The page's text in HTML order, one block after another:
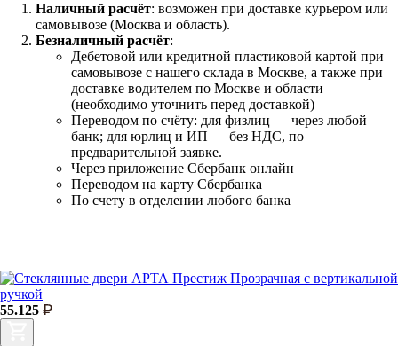
Наличный расчёт: возможен при доставке курьером или
самовывозе (Москва и область).
Безналичный расчёт:
Дебетовой или кредитной пластиковой картой при
самовывозе с нашего склада в Москве, а также при
доставке водителем по Москве и области
(необходимо уточнить перед доставкой)
Переводом по счёту: для физлиц — через любой
банк; для юрлиц и ИП — без НДС, по
предварительной заявке.
Через приложение Сбербанк онлайн
Переводом на карту Сбербанка
По счету в отделении любого банка
55.125